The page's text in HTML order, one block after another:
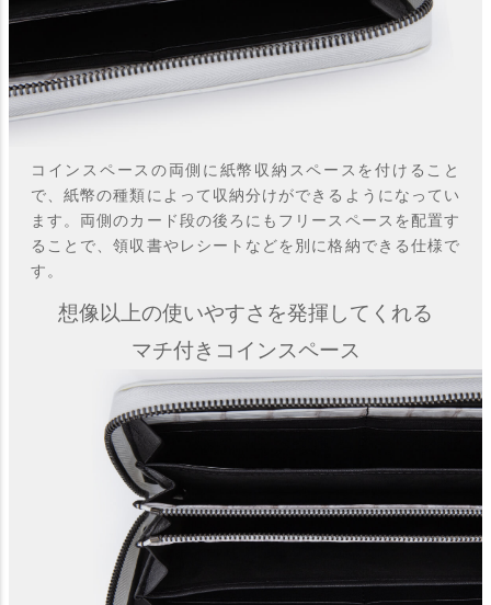
コインスペースの両側に紙幣収納スペースを付けること
で、紙幣の種類によって収納分けができるようになってい
ます。両側のカード段の後ろにもフリースペースを配置す
ることで、領収書やレシートなどを別に格納できる仕様で
す。
想像以上の使いやすさを発揮してくれる
マチ付きコインスペース